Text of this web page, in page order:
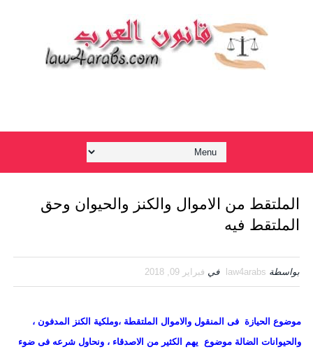
الملتقط من الاموال والكنز والحيوان وحق
الملتقط فيه
بواسطة law4arabs في فبراير 09, 2018
موضوع الحيازة فى المنقول والاموال الملتقطة ،وملكية الكنز المدفون ،
والحيوانات الضالة موضوع يهم الكثير من الاصدقاء ، ونحاول شرعه فى ضوء